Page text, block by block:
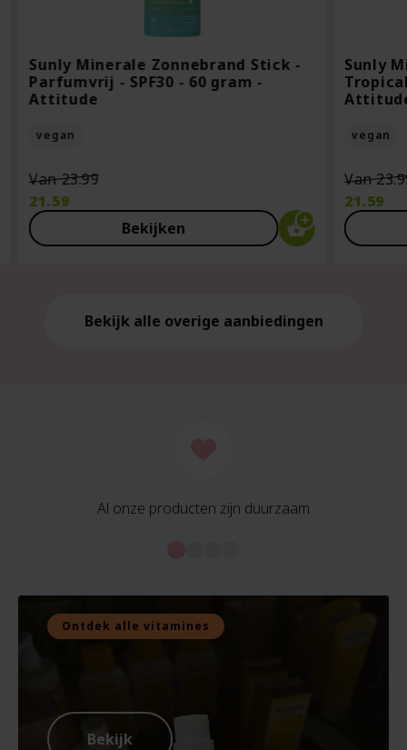
Sunly Minerale Zonnebrand Stick -
Parfumvrij - SPF30 - 60 gram -
Attitude
vegan
Van23.99Oorspronkelijke
was:
€23.99.
21.59
Huidige
prijs
Bekijken
Sunly
vegan
Van
21.59
Huidige
prijs
Bekijk alle overige aanbiedingen
Al onze producten zijn duurzaam
Ontdek alle vitamines
Bekijk